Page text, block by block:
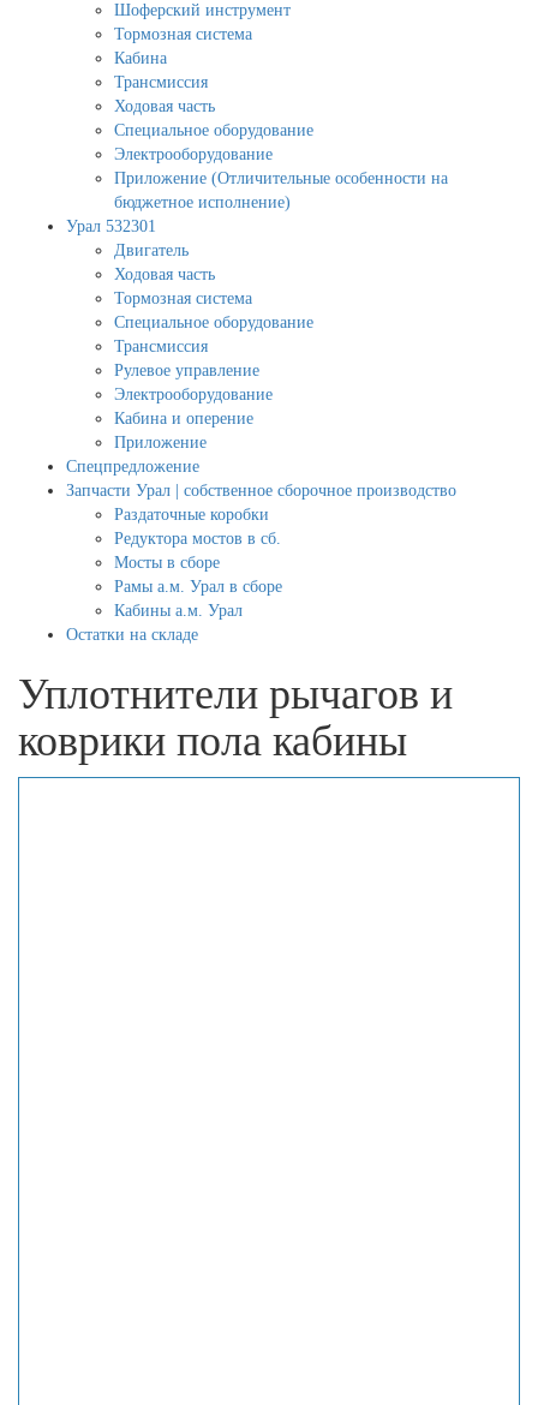
Шоферский инструмент
Тормозная система
Кабина
Трансмиссия
Ходовая часть
Специальное оборудование
Электрооборудование
Приложение (Отличительные особенности на
бюджетное исполнение)
Урал 532301
Двигатель
Ходовая часть
Тормозная система
Специальное оборудование
Трансмиссия
Рулевое управление
Электрооборудование
Кабина и оперение
Приложение
Спецпредложение
Запчасти Урал | собственное сборочное производство
Раздаточные коробки
Редуктора мостов в сб.
Мосты в сборе
Рамы а.м. Урал в сборе
Кабины а.м. Урал
Остатки на складе
Уплотнители рычагов и
коврики пола кабины